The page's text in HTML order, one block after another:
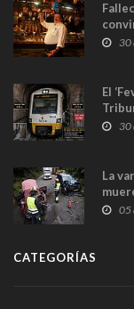
en30
El
30
La
05
CATEGORÍAS